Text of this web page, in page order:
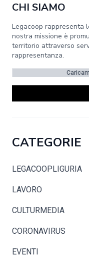
CHI SIAMO
Legacoop rappresenta
nostra missione è
territorio attraverso
rappresentanza.
CATEGORIE
LEGACOOPLIGURIA
LAVORO
CULTURMEDIA
CORONAVIRUS
EVENTI